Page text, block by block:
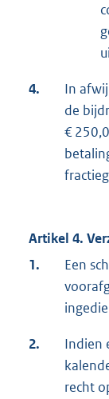
4.
In
de
€
Artikel 4.
1.
Een
2.
Indien
recht